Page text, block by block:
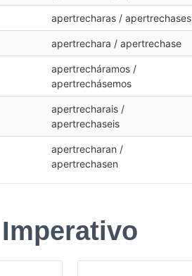
apertrecharas / apertrechases
apertrechara / apertrechase
apertrecháramos /
apertrechásemos
apertrecharais /
apertrechaseis
apertrecharan /
apertrechasen
Imperativo